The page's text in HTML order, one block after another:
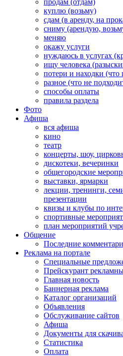
продам (отдам)
куплю (возьму)
сдам (в аренду, на
сниму (арендую,
меняю
окажу услуги
нуждаюсь в услугах
ищу человека
потери и находки
разное (что не
способы оплаты
правила раздела
Фото
Афиша
вся афиша
кино
театр
концерты, шоу,
дискотеки, вечеринки
общегородские
выставки, ярмарки
лекции, тренинги,
презентации
квизы и клубы по
спортивные
план мероприятий
Общение
Последние
Реклама на портале
Специальные
Прейскурант
Главная новость
Баннерная реклама
Каталог организаций
Объявления
Обслуживание сайтов
Афиша
Документы для
Статистика
Оплата